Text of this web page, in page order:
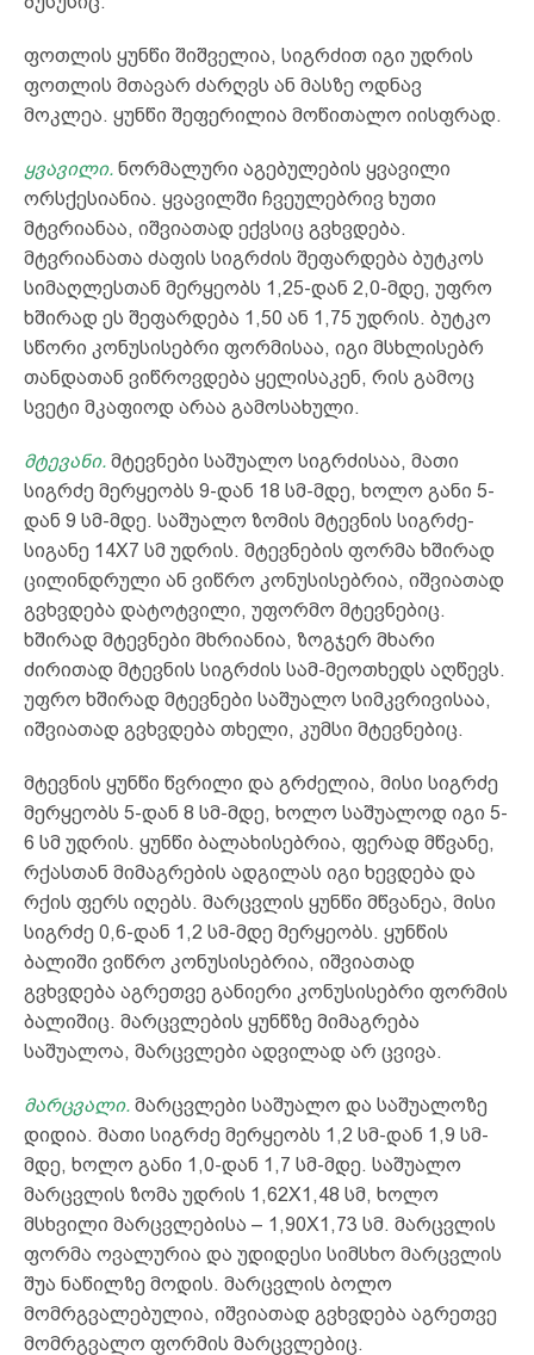
ფოთლის ყუნწი შიშველია, სიგრძით იგი უდრის
ფოთლის მთავარ ძარღვს ან მასზე ოდნავ
მოკლეა. ყუნწი შეფერილია მოწითალო იისფრად.
ყვავილი. ნორმალური აგებულების ყვავილი
ორსქესიანია. ყვავილში ჩვეულებრივ ხუთი
მტვრიანაა, იშვიათად ექვსიც გვხვდება.
მტვრიანათა ძაფის სიგრძის შეფარდება ბუტკოს
სიმაღლესთან მერყეობს 1,25-დან 2,0-მდე, უფრო
ხშირად ეს შეფარდება 1,50 ან 1,75 უდრის. ბუტკო
სწორი კონუსისებრი ფორმისაა, იგი მსხლისებრ
თანდათან ვიწროვდება ყელისაკენ, რის გამოც
სვეტი მკაფიოდ არაა გამოსახული.
მტევანი. მტევნები საშუალო სიგრძისაა, მათი
სიგრძე მერყეობს 9-დან 18 სმ-მდე, ხოლო განი 5-
დან 9 სმ-მდე. საშუალო ზომის მტევნის სიგრძე-
სიგანე 14X7 სმ უდრის. მტევნების ფორმა ხშირად
ცილინდრული ან ვიწრო კონუსისებრია, იშვიათად
გვხვდება დატოტვილი, უფორმო მტევნებიც.
ხშირად მტევნები მხრიანია, ზოგჯერ მხარი
ძირითად მტევნის სიგრძის სამ-მეოთხედს აღწევს.
უფრო ხშირად მტევნები საშუალო სიმკვრივისაა,
იშვიათად გვხვდება თხელი, კუმსი მტევნებიც.
მტევნის ყუნწი წვრილი და გრძელია, მისი სიგრძე
მერყეობს 5-დან 8 სმ-მდე, ხოლო საშუალოდ იგი 5-
6 სმ უდრის. ყუნწი ბალახისებრია, ფერად მწვანე,
რქასთან მიმაგრების ადგილას იგი ხევდება და
რქის ფერს იღებს. მარცვლის ყუნწი მწვანეა, მისი
სიგრძე 0,6-დან 1,2 სმ-მდე მერყეობს. ყუნწის
ბალიში ვიწრო კონუსისებრია, იშვიათად
გვხვდება აგრეთვე განიერი კონუსისებრი ფორმის
ბალიშიც. მარცვლების ყუნწზე მიმაგრება
საშუალოა, მარცვლები ადვილად არ ცვივა.
მარცვალი. მარცვლები საშუალო და საშუალოზე
დიდია. მათი სიგრძე მერყეობს 1,2 სმ-დან 1,9 სმ-
მდე, ხოლო განი 1,0-დან 1,7 სმ-მდე. საშუალო
მარცვლის ზომა უდრის 1,62X1,48 სმ, ხოლო
მსხვილი მარცვლებისა – 1,90X1,73 სმ. მარცვლის
ფორმა ოვალურია და უდიდესი სიმსხო მარცვლის
შუა ნაწილზე მოდის. მარცვლის ბოლო
მომრგვალებულია, იშვიათად გვხვდება აგრეთვე
მომრგვალო ფორმის მარცვლებიც.